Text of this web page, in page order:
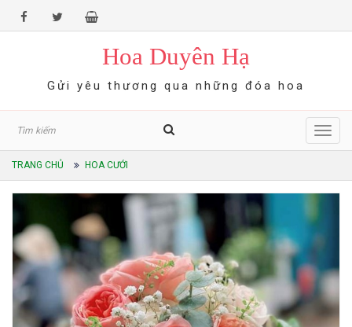
Hoa Duyên Hạ
Gửi yêu thương qua những đóa hoa
TRANG CHỦ HOA CƯỚI